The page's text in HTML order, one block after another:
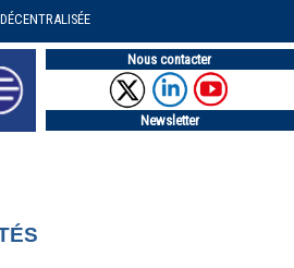
Nous contacter
Newsletter